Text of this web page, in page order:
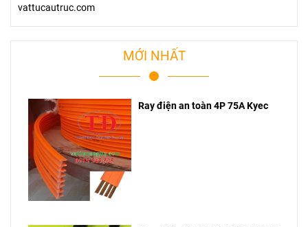
vattucautruc.com
MỚI NHẤT
Ray điện an toàn 4P 75A Kyec